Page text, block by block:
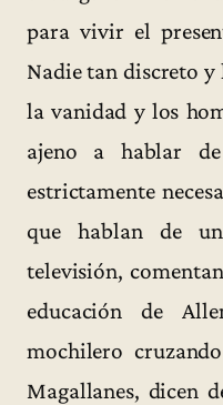
para vivir el
Nadie tan discreto y
la vanidad y los
ajeno a hablar
estrictamente
que hablan de
televisión,
educación de
mochilero
Magallanes, dicen